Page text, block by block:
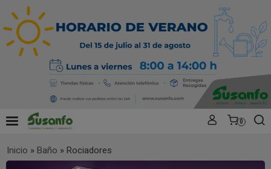
0
Inicio » Baño » Rociadores